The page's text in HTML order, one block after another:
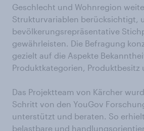
Geschlecht und Wohnregion
Strukturvariablen berücksichtigt,
bevölkerungsrepräsentative
gewährleisten. Die Befragung
gezielt auf die Aspekte
Produktkategorien, Produktbesitz
Das Projektteam von Kärcher
Schritt von den YouGov
unterstützt und beraten. So
belastbare und